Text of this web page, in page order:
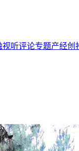
视听评论专题产经创